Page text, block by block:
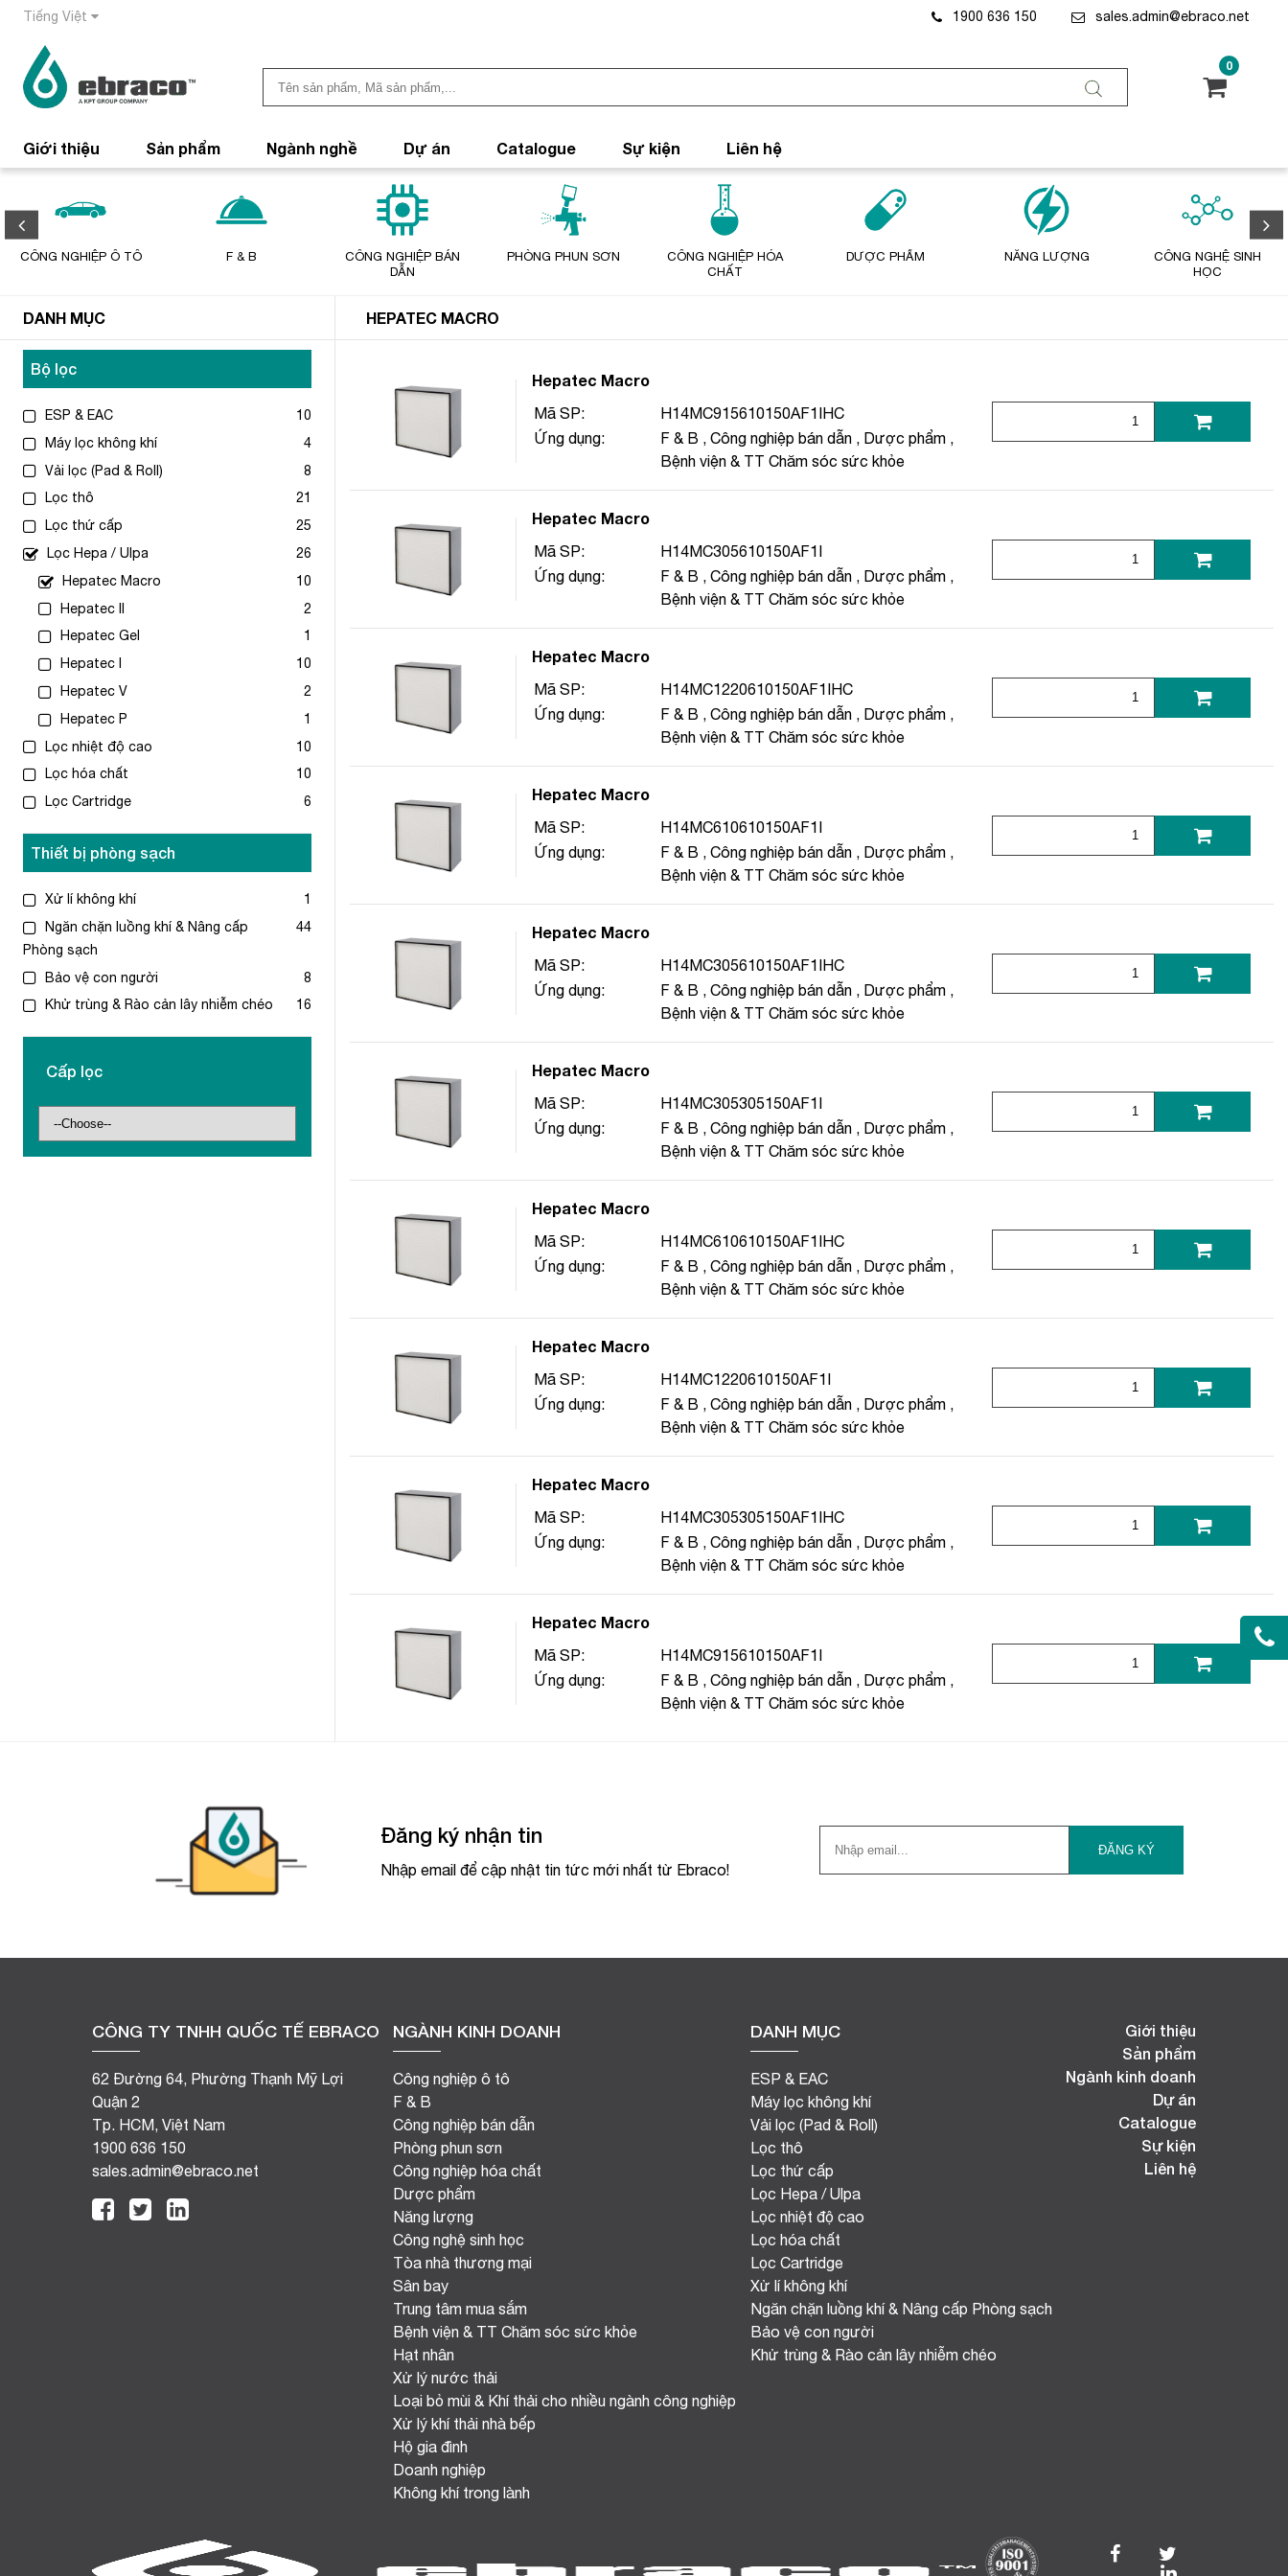
Tiếng Việt 1900 636 150 sales.admin@ebraco.net
0
Giới thiệu Sản phẩm Ngành nghề Dự án Catalogue Sự kiện Liên hệ
CÔNG NGHIỆP Ô TÔ F & B
CÔNG NGHIỆP BÁN
DẪN
PHÒNG PHUN SƠN
CÔNG NGHIỆP HÓA
CHẤT
DƯỢC PHẨM NĂNG LƯỢNG
CÔNG NGHỆ SINH
HỌC
DANH MỤC HEPATEC MACRO
Bộ lọc
ESP & EAC
10
Máy lọc không khí
4
Vải lọc (Pad & Roll)
8
Lọc thô
21
Lọc thứ cấp
25
Lọc Hepa / Ulpa
26
Hepatec Macro
10
Hepatec II
2
Hepatec Gel
1
Hepatec I
10
Hepatec V
2
Hepatec P
1
Lọc nhiệt độ cao
10
Lọc hóa chất
10
Lọc Cartridge
6
Thiết bị phòng sạch
Xử lí không khí
1
Ngăn chặn luồng khí & Nâng cấp
Phòng sạch
44
Bảo vệ con người
8
Khử trùng & Rào cản lây nhiễm chéo
16
Cấp lọc
Hepatec Macro
Mã SP:
H14MC915610150AF1IHC
Ứng dụng:
F & B , Công nghiệp bán dẫn , Dược phẩm ,
Bệnh viện & TT Chăm sóc sức khỏe
Hepatec Macro
Mã SP:
H14MC305610150AF1I
Ứng dụng:
F & B , Công nghiệp bán dẫn , Dược phẩm ,
Bệnh viện & TT Chăm sóc sức khỏe
Hepatec Macro
Mã SP:
H14MC1220610150AF1IHC
Ứng dụng:
F & B , Công nghiệp bán dẫn , Dược phẩm ,
Bệnh viện & TT Chăm sóc sức khỏe
Hepatec Macro
Mã SP:
H14MC610610150AF1I
Ứng dụng:
F & B , Công nghiệp bán dẫn , Dược phẩm ,
Bệnh viện & TT Chăm sóc sức khỏe
Hepatec Macro
Mã SP:
H14MC305610150AF1IHC
Ứng dụng:
F & B , Công nghiệp bán dẫn , Dược phẩm ,
Bệnh viện & TT Chăm sóc sức khỏe
Hepatec Macro
Mã SP:
H14MC305305150AF1I
Ứng dụng:
F & B , Công nghiệp bán dẫn , Dược phẩm ,
Bệnh viện & TT Chăm sóc sức khỏe
Hepatec Macro
Mã SP:
H14MC610610150AF1IHC
Ứng dụng:
F & B , Công nghiệp bán dẫn , Dược phẩm ,
Bệnh viện & TT Chăm sóc sức khỏe
Hepatec Macro
Mã SP:
H14MC1220610150AF1I
Ứng dụng:
F & B , Công nghiệp bán dẫn , Dược phẩm ,
Bệnh viện & TT Chăm sóc sức khỏe
Hepatec Macro
Mã SP:
H14MC305305150AF1IHC
Ứng dụng:
F & B , Công nghiệp bán dẫn , Dược phẩm ,
Bệnh viện & TT Chăm sóc sức khỏe
Hepatec Macro
Mã SP:
H14MC915610150AF1I
Ứng dụng:
F & B , Công nghiệp bán dẫn , Dược phẩm ,
Bệnh viện & TT Chăm sóc sức khỏe
Đăng ký nhận tin
Nhập email để cập nhật tin tức mới nhất từ Ebraco!
CÔNG TY TNHH QUỐC TẾ EBRACO
62 Đường 64, Phường Thạnh Mỹ Lợi
Quận 2
Tp. HCM, Việt Nam
1900 636 150
sales.admin@ebraco.net
NGÀNH KINH DOANH
Công nghiệp ô tô
F & B
Công nghiệp bán dẫn
Phòng phun sơn
Công nghiệp hóa chất
Dược phẩm
Năng lượng
Công nghệ sinh học
Tòa nhà thương mại
Sân bay
Trung tâm mua sắm
Bệnh viện & TT Chăm sóc sức khỏe
Hạt nhân
Xử lý nước thải
Loại bỏ mùi & Khí thải cho nhiều ngành công nghiệp
Xử lý khí thải nhà bếp
Hộ gia đình
Doanh nghiệp
Không khí trong lành
DANH MỤC
ESP & EAC
Máy lọc không khí
Vải lọc (Pad & Roll)
Lọc thô
Lọc thứ cấp
Lọc Hepa / Ulpa
Lọc nhiệt độ cao
Lọc hóa chất
Lọc Cartridge
Xử lí không khí
Ngăn chặn luồng khí & Nâng cấp Phòng sạch
Bảo vệ con người
Khử trùng & Rào cản lây nhiễm chéo
Giới thiệu
Sản phẩm
Ngành kinh doanh
Dự án
Catalogue
Sự kiện
Liên hệ